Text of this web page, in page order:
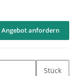
Angebot anfordern
Stück